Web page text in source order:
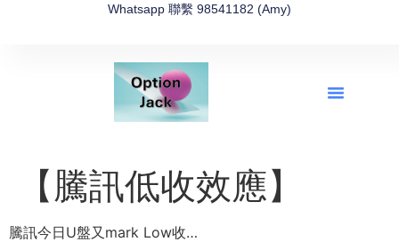
Whatsapp 聯繫 98541182 (Amy)
【騰訊低收效應】
騰訊今日U盤又mark Low收…